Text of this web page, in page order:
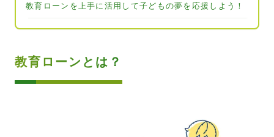
教育ローンを上手に活用して子どもの夢を応援しよう！
教育ローンとは？